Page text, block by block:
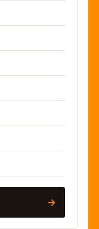
→